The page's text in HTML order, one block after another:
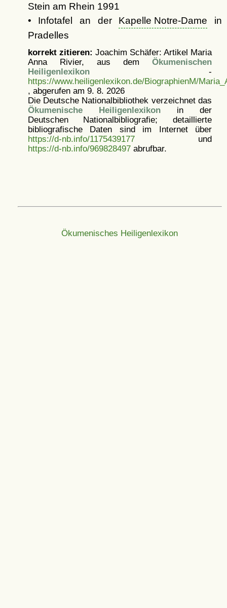
Stein am Rhein 1991
• Infotafel an der Kapelle Notre-Dame in
Pradelles
korrekt zitieren: Joachim Schäfer: Artikel Maria
Anna Rivier, aus dem Ökumenischen
Heiligenlexikon-
https://www.heiligenlexikon.de/BiographienM/
, abgerufen am 9. 8. 2026
Die Deutsche Nationalbibliothek verzeichnet das
Ökumenische Heiligenlexikonin der
Deutschen Nationalbibliografie; detaillierte
bibliografische Daten sind im Internet über
https://d-nb.info/1175439177und
https://d-nb.info/969828497abrufbar.
Ökumenisches Heiligenlexikon